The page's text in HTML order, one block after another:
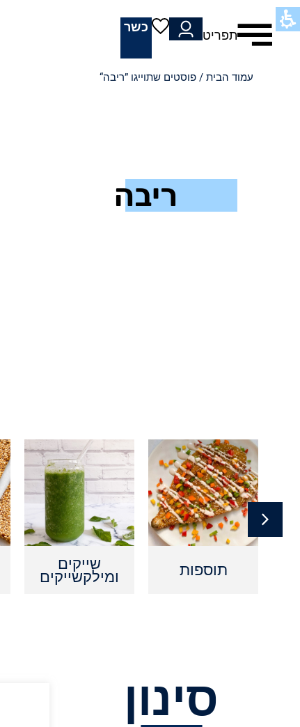
תפריט
כשר
עמוד הבית / פוסטים שתוייגו ”ריבה“
ריבה
תוספות שייקים
ומילקשייקים
סינון